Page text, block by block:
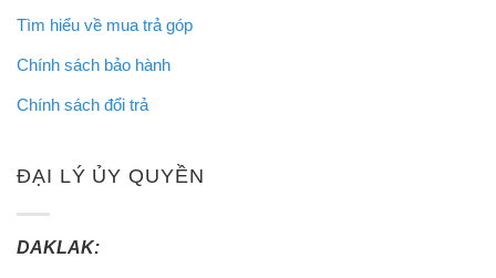
Tìm hiểu về mua trả góp
Chính sách bảo hành
Chính sách đổi trả
ĐẠI LÝ ỦY QUYỀN
DAKLAK: